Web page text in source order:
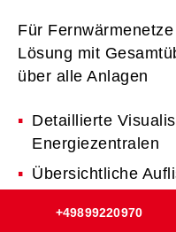
Für
Lösung mit
über alle Anlagen
Detaillierte
Energiezentralen
Übersichtliche
+49899220970